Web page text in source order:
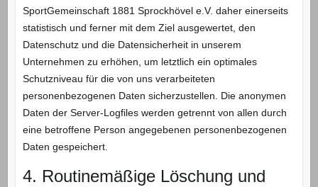
SportGemeinschaft 1881 Sprockhövel e.V. daher einerseits
statistisch und ferner mit dem Ziel ausgewertet, den
Datenschutz und die Datensicherheit in unserem
Unternehmen zu erhöhen, um letztlich ein optimales
Schutzniveau für die von uns verarbeiteten
personenbezogenen Daten sicherzustellen. Die anonymen
Daten der Server-Logfiles werden getrennt von allen durch
eine betroffene Person angegebenen personenbezogenen
Daten gespeichert.
4. Routinemäßige Löschung und